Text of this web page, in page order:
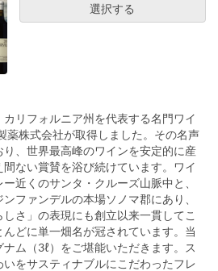
選択する
リフォルニア州を代表する名門ワイ
薬株式会社が取得しました。その名声
、世界最高峰のワインを安定的に産
ない賞賛を浴び続けています。ワイ
近くのサンタ・クルーズ山脈中と、
ファンデルの本場ソノマ郡にあり、
さ」の表現にも創立以来一貫してこ
どに単一畑名が冠されています。当
ム（3ℓ）をご堪能いただきます。ス
をサスティナブルにこだわったフレ